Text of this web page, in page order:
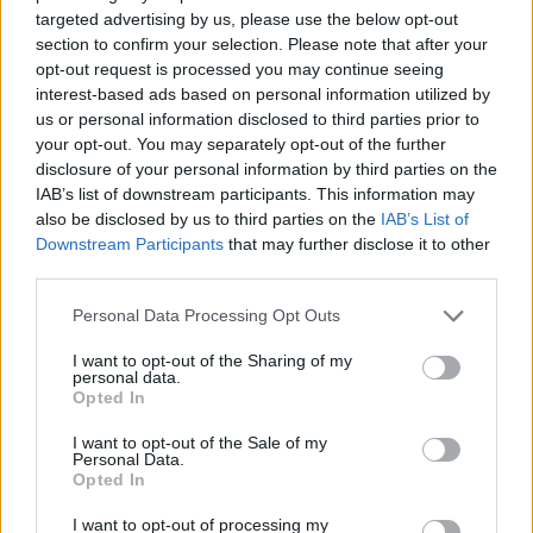
targeted advertising by us, please use the below opt-out
section to confirm your selection. Please note that after your
opt-out request is processed you may continue seeing
interest-based ads based on personal information utilized by
us or personal information disclosed to third parties prior to
your opt-out. You may separately opt-out of the further
disclosure of your personal information by third parties on the
IAB’s list of downstream participants. This information may
also be disclosed by us to third parties on the IAB’s List of
Downstream Participants that may further disclose it to other
Please note that this website/app uses one or more Google
not limited to your visit or usage behaviour. You may click to
grant or deny consent to Google and its third-party tags to
use your data for below specified purposes in below Google
consent section.
Personal Data Processing Opt Outs
I want to opt-out of the Sharing of my
personal data.
Opted In
I want to opt-out of the Sale of my
Personal Data.
Opted In
I want to opt-out of processing my
Mirisrokmūzikas pētnieks
un mūzikas apskatnieks
Klāss Vāvere